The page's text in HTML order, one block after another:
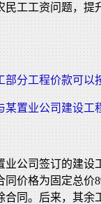
民工工资问题，提
部分工程价款可以
置业公司建设工
业公司签订的建设
同价格为固定总价
合同。后来，其余